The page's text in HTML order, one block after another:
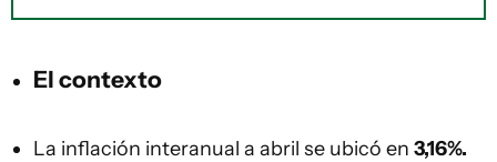
El contexto
La inflación interanual a abril se ubicó en 3,16%.